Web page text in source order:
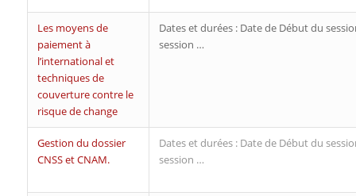
Les moyens de
paiement à
l’international et
techniques de
couverture contre le
risque de change
Dates et durées : Date de Début du
session …
Gestion du dossier
CNSS et CNAM.
Dates et durées : Date de Début du
session …